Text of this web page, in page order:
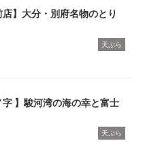
店】大分・別府名物のとり
天ぷら
字 】駿河湾の海の幸と富士
天ぷら